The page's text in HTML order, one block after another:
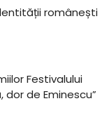
românești
Festivalului
dor de Eminescu”